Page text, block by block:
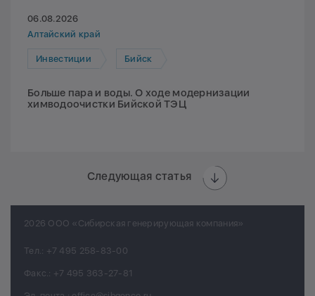
06.08.2026
Алтайский край
Инвестиции Бийск
Больше пара и воды. О ходе модернизации
химводоочистки Бийской ТЭЦ
Следующая статья
2026 ООО «Сибирская генерирующая компания»
Тел.: +7 495 258-83-00
Факс.: +7 495 363-27-81